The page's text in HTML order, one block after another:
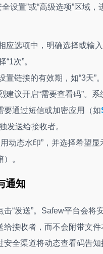
设置”或“高级选项”区域，
应选项中，明确选择或输
次”。
置链接的有效期，如“3天”。
建议开启“需要查看码”。系
要通过短信或加密应用（如
发送给接收者。
动态水印”，并选择希望显
）。
通知
击“发送”。Safew平台会将
给接收者，而不会附带文件
安全渠道将动态查看码告